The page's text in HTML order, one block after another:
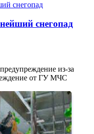
снегопад
из-за
от ГУ МЧС